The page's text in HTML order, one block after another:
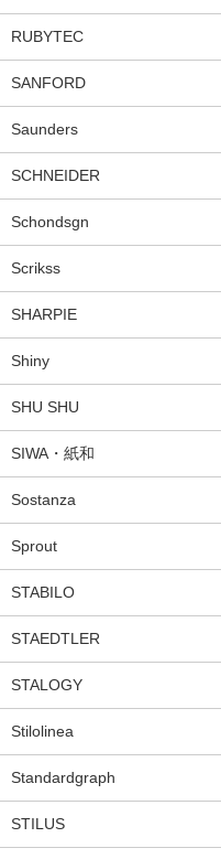
RUBYTEC
SANFORD
Saunders
SCHNEIDER
Schondsgn
Scrikss
SHARPIE
Shiny
SHU SHU
SIWA・紙和
Sostanza
Sprout
STABILO
STAEDTLER
STALOGY
Stilolinea
Standardgraph
STILUS